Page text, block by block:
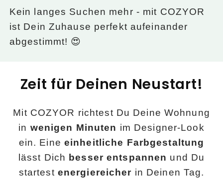
Kein langes Suchen mehr - mit COZYOR
ist Dein Zuhause perfekt aufeinander
abgestimmt! 😍
Zeit für Deinen Neustart!
Mit COZYOR richtest Du Deine Wohnung
in wenigen Minuten im Designer-Look
ein. Eine einheitliche Farbgestaltung
lässt Dich besser entspannen und Du
startest energiereicher in Deinen Tag.